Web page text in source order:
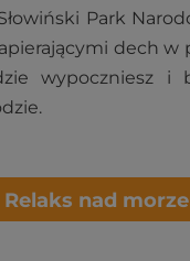
Park
dech w
wypoczniesz i
Relaks nad